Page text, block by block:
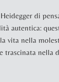
di
autentica:
vita nella
trascinata nella